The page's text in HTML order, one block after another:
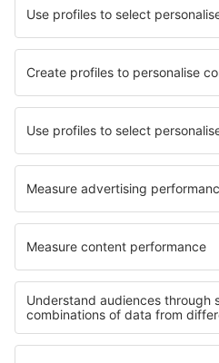
Verblijf in Sapanca Verblijf in
Verblijf in Patterson Verblijf in
Verblijf in Saint-Damien
Verblijf in San Andres and Providencia
Verblijf in Rosario and San Bernardo
Verblijf in Nationaal Park Białowieża